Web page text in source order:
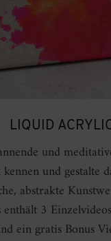
LIQUID
und
und gestalte
abstrakte
3
ein gratis Bonus